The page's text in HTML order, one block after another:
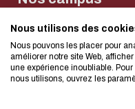
Nous
d'une
Michel
Serres (Lyon-
Ecully)
Wangari
Maathai
(Saint-
Nous utilisons des
Nous pouvons les placer pour
améliorer notre site Web,
une expérience inoubliable.
nous utilisons, ouvrez les